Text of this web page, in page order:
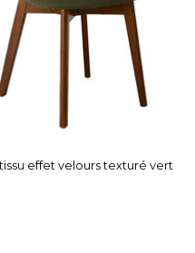
effet velours texturé vert